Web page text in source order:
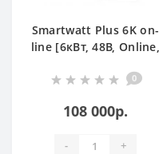
Smartwatt Plus 6K on-
line [6кВт, 48В, Online,
0
108 000р.
- +